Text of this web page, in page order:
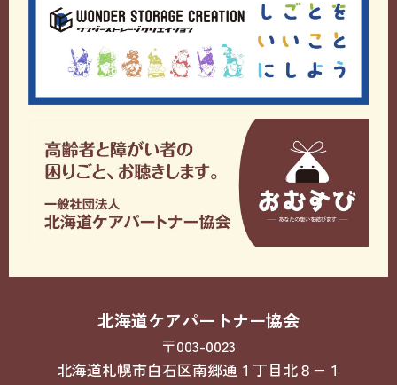
北海道ケアパートナー協会
〒003-0023
北海道札幌市白石区南郷通１丁目北８−１